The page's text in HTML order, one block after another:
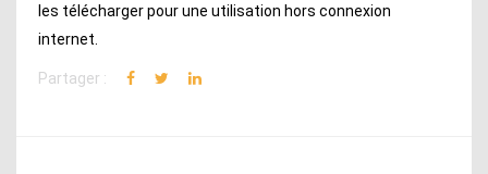
les télécharger pour une utilisation hors connexion
internet.
Partager :